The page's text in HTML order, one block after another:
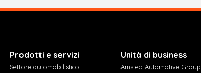
Prodotti e servizi
Settore automobilistico
Unità di business
Amsted Automotive Group